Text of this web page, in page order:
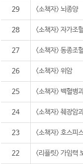
29 <소책자> 뇌종양
28 <소책자> 자가조
27 <소책자> 동종조
26 <소책자> 위암
25 <소책자> 백혈병
24 <소책자> 췌장암
23 <소책자> 호스피
22 <리플릿> 가임력